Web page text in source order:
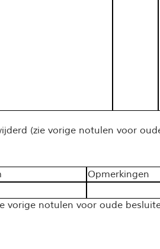
(zie vorige notulen voor
Opmerkingen
vorige notulen voor oude